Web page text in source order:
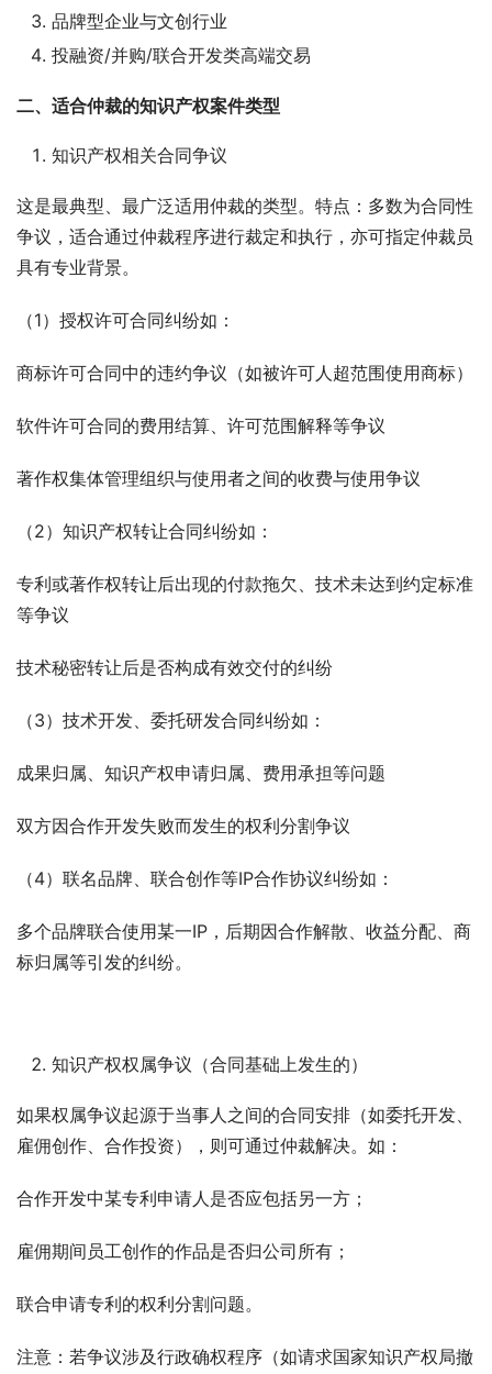
品牌型企业与文创行业
投融资/并购/联合开发类高端交易
二、适合仲裁的知识产权案件类型
知识产权相关合同争议
这是最典型、最广泛适用仲裁的类型。特点：多数为合同性
争议，适合通过仲裁程序进行裁定和执行，亦可指定仲裁员
具有专业背景。
（1）授权许可合同纠纷如：
商标许可合同中的违约争议（如被许可人超范围使用商标）
软件许可合同的费用结算、许可范围解释等争议
著作权集体管理组织与使用者之间的收费与使用争议
（2）知识产权转让合同纠纷如：
专利或著作权转让后出现的付款拖欠、技术未达到约定标准
等争议
技术秘密转让后是否构成有效交付的纠纷
（3）技术开发、委托研发合同纠纷如：
成果归属、知识产权申请归属、费用承担等问题
双方因合作开发失败而发生的权利分割争议
（4）联名品牌、联合创作等IP合作协议纠纷如：
多个品牌联合使用某一IP，后期因合作解散、收益分配、商
标归属等引发的纠纷。
知识产权权属争议（合同基础上发生的）
如果权属争议起源于当事人之间的合同安排（如委托开发、
雇佣创作、合作投资），则可通过仲裁解决。如：
合作开发中某专利申请人是否应包括另一方；
雇佣期间员工创作的作品是否归公司所有；
联合申请专利的权利分割问题。
注意：若争议涉及行政确权程序（如请求国家知识产权局撤